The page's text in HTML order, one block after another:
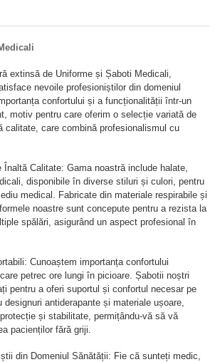
MEMBRUL
DE SAN
extinsă de Uniforme și Șaboti Medicali,
nevoile profesioniștilor din domeniul
confortului și a funcționalității într-un
motiv pentru care oferim o selecție variată de
calitate, care combină profesionalismul cu
Înaltă Calitate: Gama noastră include halate,
disponibile în diverse stiluri și culori, pentru
medical. Fabricate din materiale respirabile și
noastre sunt concepute pentru a rezista la
spălări, asigurând un aspect profesional în
Cunoaștem importanța confortului
petrec ore lungi în picioare. Șabotii noștri
pentru a oferi suportul și confortul necesar pe
designuri antiderapante și materiale ușoare,
și stabilitate, permițându-vă să vă
pacienților fără griji.
din Domeniul Sănătății: Fie că sunteți medic,